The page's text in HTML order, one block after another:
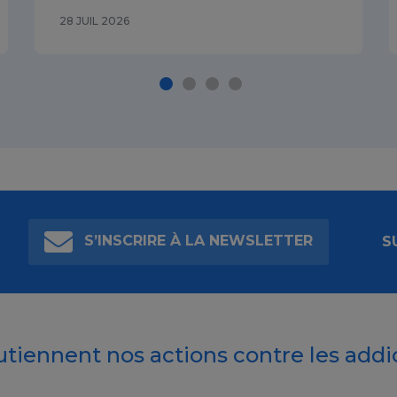
28 JUIL 2026
S’INSCRIRE À LA NEWSLETTER
nos actions contre les